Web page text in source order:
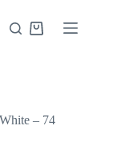
Indkøbskurv
– 74